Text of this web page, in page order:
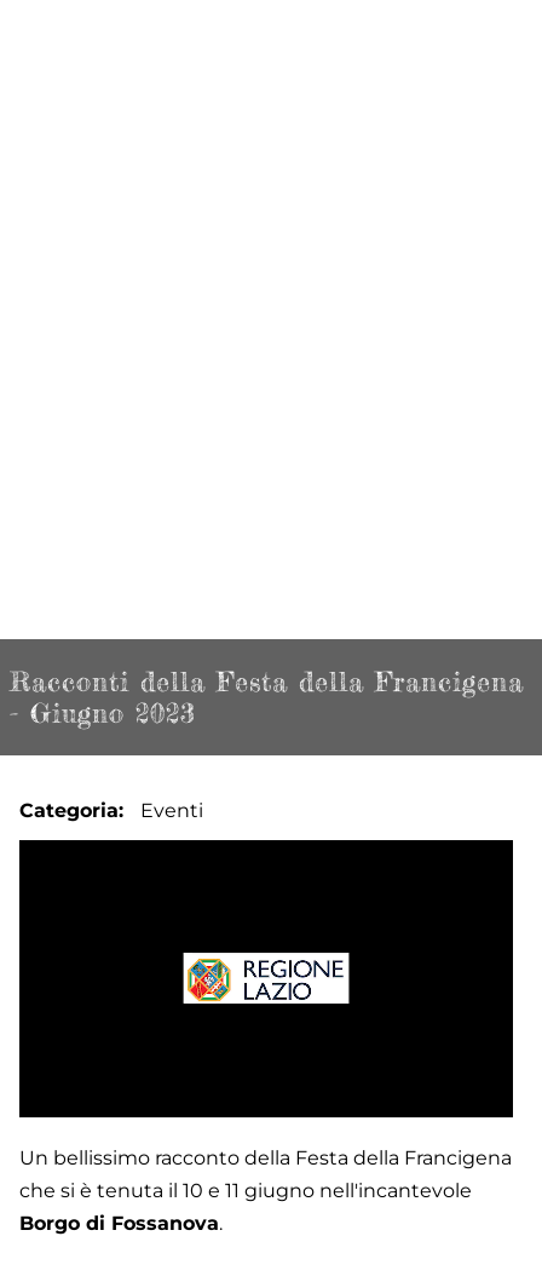
Racconti della Festa della Francigena
- Giugno 2023
Categoria Eventi
Un bellissimo racconto della Festa della Francigena
che si è tenuta il 10 e 11 giugno nell'incantevole
Borgo di Fossanova.